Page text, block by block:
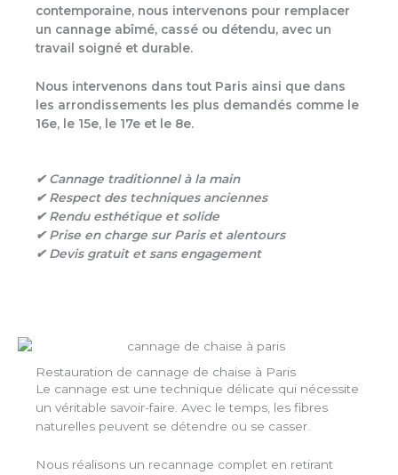
✔ Cannage traditionnel à la main
✔ Respect des techniques anciennes
✔ Rendu esthétique et solide
✔ Prise en charge sur Paris et alentours
✔ Devis gratuit et sans engagement
contemporaine, nous intervenons pour remplacer
un cannage abîmé, cassé ou détendu, avec un
travail soigné et durable.
Nous intervenons dans tout Paris ainsi que dans
les arrondissements les plus demandés comme le
16e, le 15e, le 17e et le 8e.
Restauration de cannage de chaise à Paris
Le cannage est une technique délicate qui nécessite
un véritable savoir-faire. Avec le temps, les fibres
naturelles peuvent se détendre ou se casser.
Nous réalisons un recannage complet en retirant